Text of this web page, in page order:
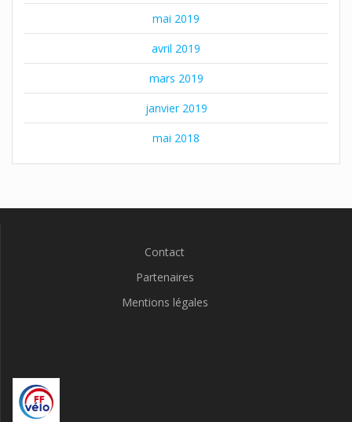
mai 2019
avril 2019
mars 2019
janvier 2019
mai 2018
Contact
Partenaires
Mentions légales